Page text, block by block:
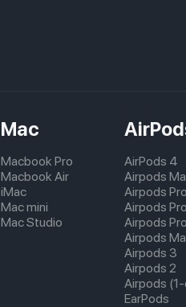
Mac
Macbook Pro
Macbook Air
iMac
Mac mini
Mac Studio
AirPods 4
Airpods
Airpods
Airpods
Airpods Pro
Airpods
Airpods 3
Airpods 2
Airpods
EarPods